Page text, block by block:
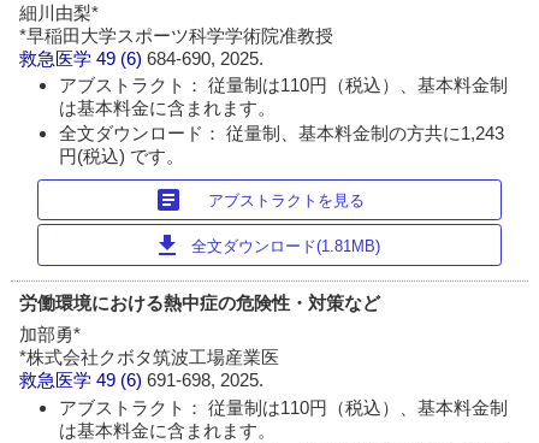
細川由梨*
*早稲田大学スポーツ科学学術院准教授
救急医学 49 (6)684-690, 2025.
アブストラクト： 従量制は110円（税込）、基本料金制
は基本料金に含まれます。
全文ダウンロード： 従量制、基本料金制の方共に1,243
円(税込) です。
article アブストラクトを見る
download 全文ダウンロード(1.81MB)
労働環境における熱中症の危険性・対策など
加部勇*
*株式会社クボタ筑波工場産業医
救急医学 49 (6)691-698, 2025.
アブストラクト： 従量制は110円（税込）、基本料金制
は基本料金に含まれます。